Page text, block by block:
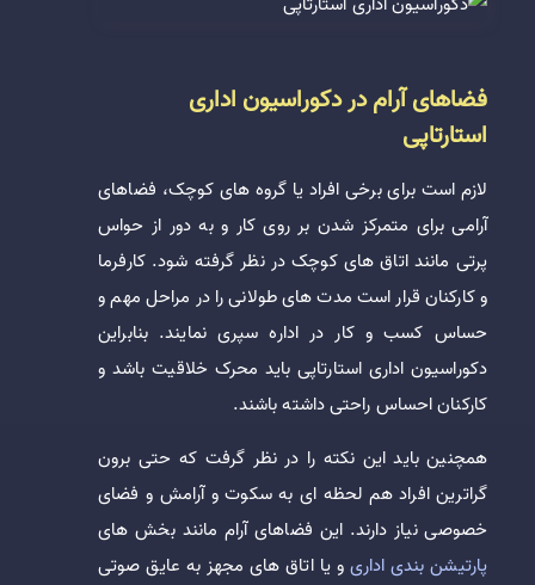
فضاهای آرام در دکوراسیون اداری
استارتاپی
لازم است برای برخی افراد یا گروه های کوچک، فضاهای
آرامی برای متمرکز شدن بر روی کار و به دور از حواس
پرتی مانند اتاق های کوچک در نظر گرفته شود. کارفرما
و کارکنان قرار است مدت های طولانی را در مراحل مهم و
حساس کسب و کار در اداره سپری نمایند. بنابراین
دکوراسیون اداری استارتاپی باید محرک خلاقیت باشد و
کارکنان احساس راحتی داشته باشند.
همچنین باید این نکته را در نظر گرفت که حتی برون
گراترین افراد هم لحظه ای به سکوت و آرامش و فضای
خصوصی نیاز دارند. این فضاهای آرام مانند بخش های
پارتیشن بندی اداری و یا اتاق های مجهز به عایق صوتی